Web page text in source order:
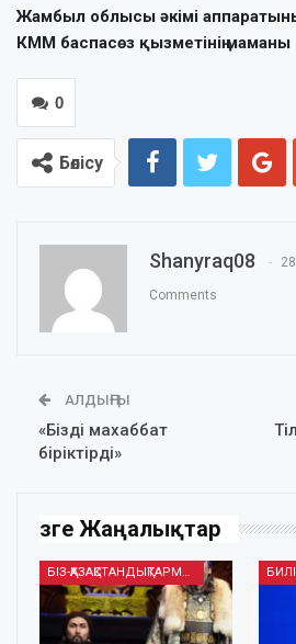
Жамбыл облысы әкімі
КММ баспасөз қызметінің маманы
0
Бөлісу
Shanyraq08
Comments
АЛДЫҢҒЫ
«Бізді махаббат
біріктірді»
Өзге Жаңалықтар
БІЗ-ҚАЗАҚСТАНДЫҚТАРМЫЗ